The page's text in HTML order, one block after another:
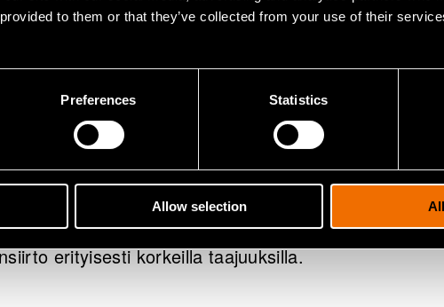
to them or that they’ve collected from your use of their
Preferences Statistics
Allow selection
komponenttien integroiminen yhdelle sirulle
niin resurssitehokkuutta kuin järjestelmien
parantaa myös kaistanleveyskapasiteettia. Tämä
sovelluksissa, kuten tietoliikenteessä ja
signaalinsiirto kuluttaa paljon vähemmän
erityisesti korkeilla taajuuksilla.